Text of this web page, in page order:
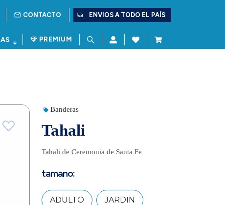
CONTACTO ENVIOS A TODO EL PAÍS
PREMIUM
Banderas
Tahali
Tahali de Ceremonia de Santa Fe
tamano:
ADULTO JARDIN